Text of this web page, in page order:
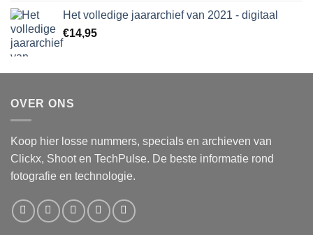
Het volledige jaararchief van 2021 - digitaal
€14,95
OVER ONS
Koop hier losse nummers, specials en archieven van
Clickx, Shoot en TechPulse. De beste informatie rond
fotografie en technologie.